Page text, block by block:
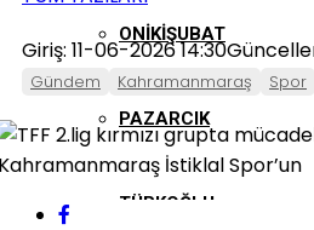
ONIKIŞUBAT
PAZARCIK
TÜRKOĞLU
Giriş: 11-06-2026 14:30
Gündem Kahramanmaraş Spor